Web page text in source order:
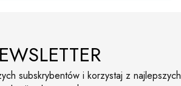
subskrybentów i korzystaj z najlepszych